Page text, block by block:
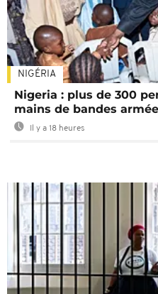
NIGÉRIA
Nigeria : plus de 300
mains de bandes
Il y a 18 heures